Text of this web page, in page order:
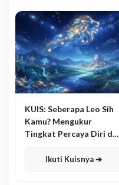
KUIS: Seberapa Leo Sih
Kamu? Mengukur
Tingkat Percaya Diri dan
Ikuti Kuisnya ➔